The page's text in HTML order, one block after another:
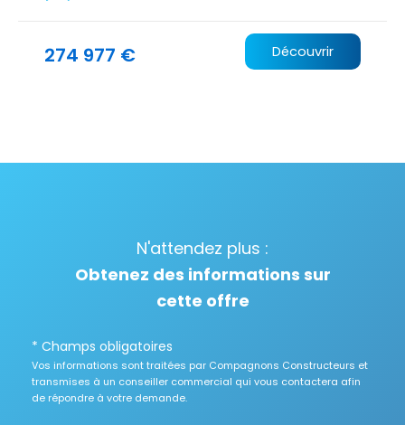
274 977 € Découvrir
N'attendez plus :
Obtenez des informations sur
cette offre
* Champs obligatoires
Vos informations sont traitées par Compagnons Constructeurs et
transmises à un conseiller commercial qui vous contactera afin
de répondre à votre demande.